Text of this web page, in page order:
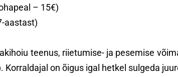
– 15€)
aastast)
teenus, riietumise- ja pesemise
on õigus igal hetkel sulgeda